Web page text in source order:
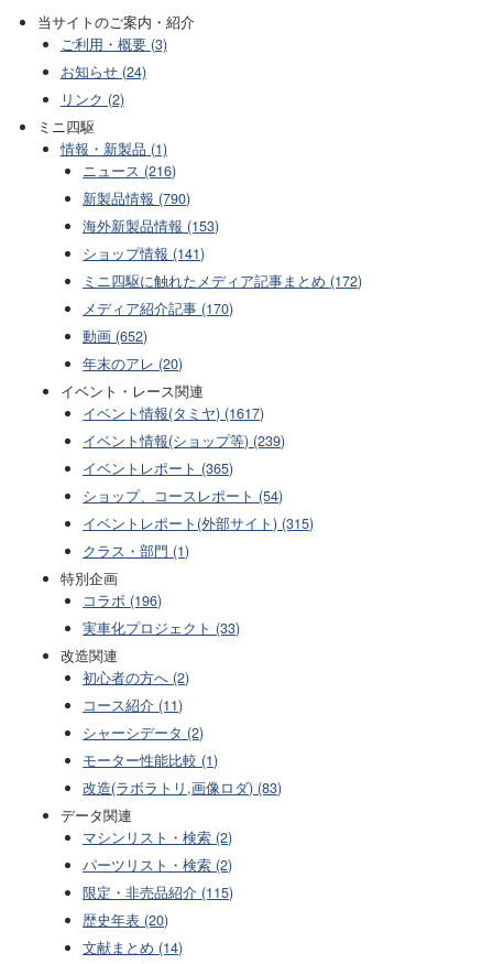
当サイトのご案内・紹介
ご利用・概要 (3)
お知らせ (24)
リンク (2)
ミニ四駆
情報・新製品 (1)
ニュース (216)
新製品情報 (790)
海外新製品情報 (153)
ショップ情報 (141)
ミニ四駆に触れたメディア記事まとめ (172)
メディア紹介記事 (170)
動画 (652)
年末のアレ (20)
イベント・レース関連
イベント情報(タミヤ) (1617)
イベント情報(ショップ等) (239)
イベントレポート (365)
ショップ、コースレポート (54)
イベントレポート(外部サイト) (315)
クラス・部門 (1)
特別企画
コラボ (196)
実車化プロジェクト (33)
改造関連
初心者の方へ (2)
コース紹介 (11)
シャーシデータ (2)
モーター性能比較 (1)
改造(ラボラトリ,画像ロダ) (83)
データ関連
マシンリスト・検索 (2)
パーツリスト・検索 (2)
限定・非売品紹介 (115)
歴史年表 (20)
文献まとめ (14)